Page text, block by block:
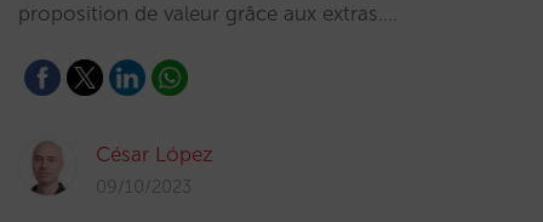
proposition de valeur grâce aux extras.…
César López
09/10/2023